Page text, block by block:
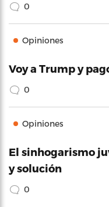
0
Opiniones
Voy a Trump y
0
Opiniones
El sinhogarismo
y solución
0